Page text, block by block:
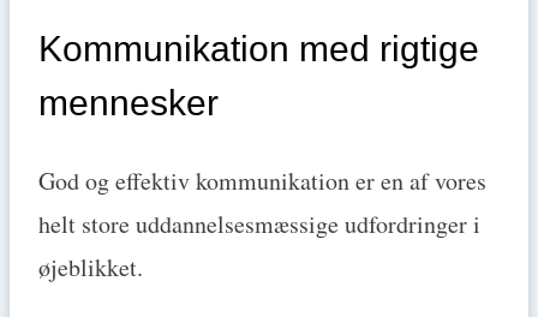
Kommunikation med rigtige
mennesker
God og effektiv kommunikation er en af vores
helt store uddannelsesmæssige udfordringer i
øjeblikket.